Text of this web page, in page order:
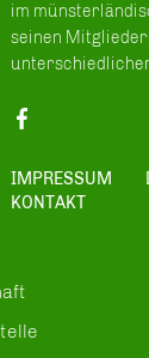
im
seinen
IMPRESSUM
KONTAKT